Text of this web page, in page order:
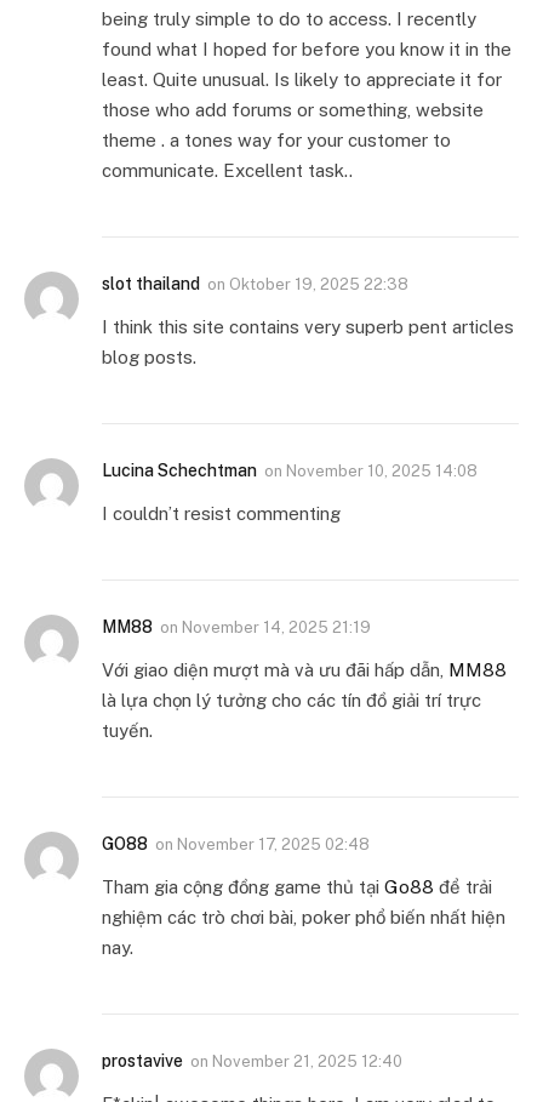
being truly simple to do to access. I recently
found what I hoped for before you know it in the
least. Quite unusual. Is likely to appreciate it for
those who add forums or something, website
theme . a tones way for your customer to
communicate. Excellent task..
slot thailand on Oktober 19, 2025 22:38
I think this site contains very superb pent articles
blog posts.
Lucina Schechtman on November 10, 2025 14:08
I couldn’t resist commenting
MM88 on November 14, 2025 21:19
Với giao diện mượt mà và ưu đãi hấp dẫn, MM88
là lựa chọn lý tưởng cho các tín đồ giải trí trực
tuyến.
GO88 on November 17, 2025 02:48
Tham gia cộng đồng game thủ tại Go88 để trải
nghiệm các trò chơi bài, poker phổ biến nhất hiện
nay.
prostavive on November 21, 2025 12:40